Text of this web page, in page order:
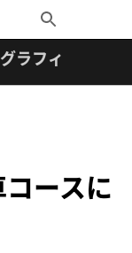
Toggle
Search
ラフィックス
ースに